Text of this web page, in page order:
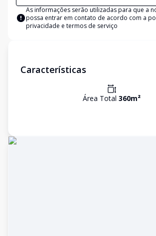
As informações serão utilizadas para que a
possa entrar em contato de acordo com a
privacidade e termos de serviço
Características
Área Total 360m²